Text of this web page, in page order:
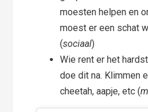
moesten helpen en
moest er een schat
(sociaal)
Wie rent er het
doe dit na. Klimmen
cheetah, aapje, etc (